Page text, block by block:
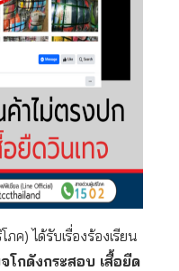
ค) ได้รับเรื่องร้องเรียน
จโกดังกระสอบ เสื้อยืด